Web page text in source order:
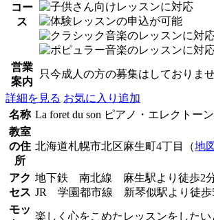
コー
ス
営業
案内
只今成人の方の募集はしておりま
詳細を見る お気に入り追加
名称 La foret du son ピアノ・エレクトー
教室
の住
所
北海道札幌市北区麻生町4丁目（地
アク
セス
地下鉄 南北線 麻生駅より徒歩2
JR 学園都市線 新琴似駅より徒歩
モッ
楽しく心をこめたレッスンをしたい